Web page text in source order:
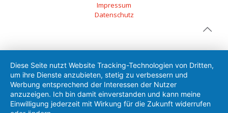
Impressum
Datenschutz
Diese Seite nutzt Website Tracking-Technologien von Dritten,
um ihre Dienste anzubieten, stetig zu verbessern und
Werbung entsprechend der Interessen der Nutzer
anzuzeigen. Ich bin damit einverstanden und kann meine
Einwilligung jederzeit mit Wirkung für die Zukunft widerrufen